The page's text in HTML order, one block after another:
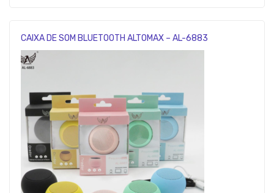
CAIXA DE SOM BLUETOOTH ALTOMAX – AL-6883